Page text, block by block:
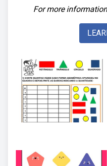
For more